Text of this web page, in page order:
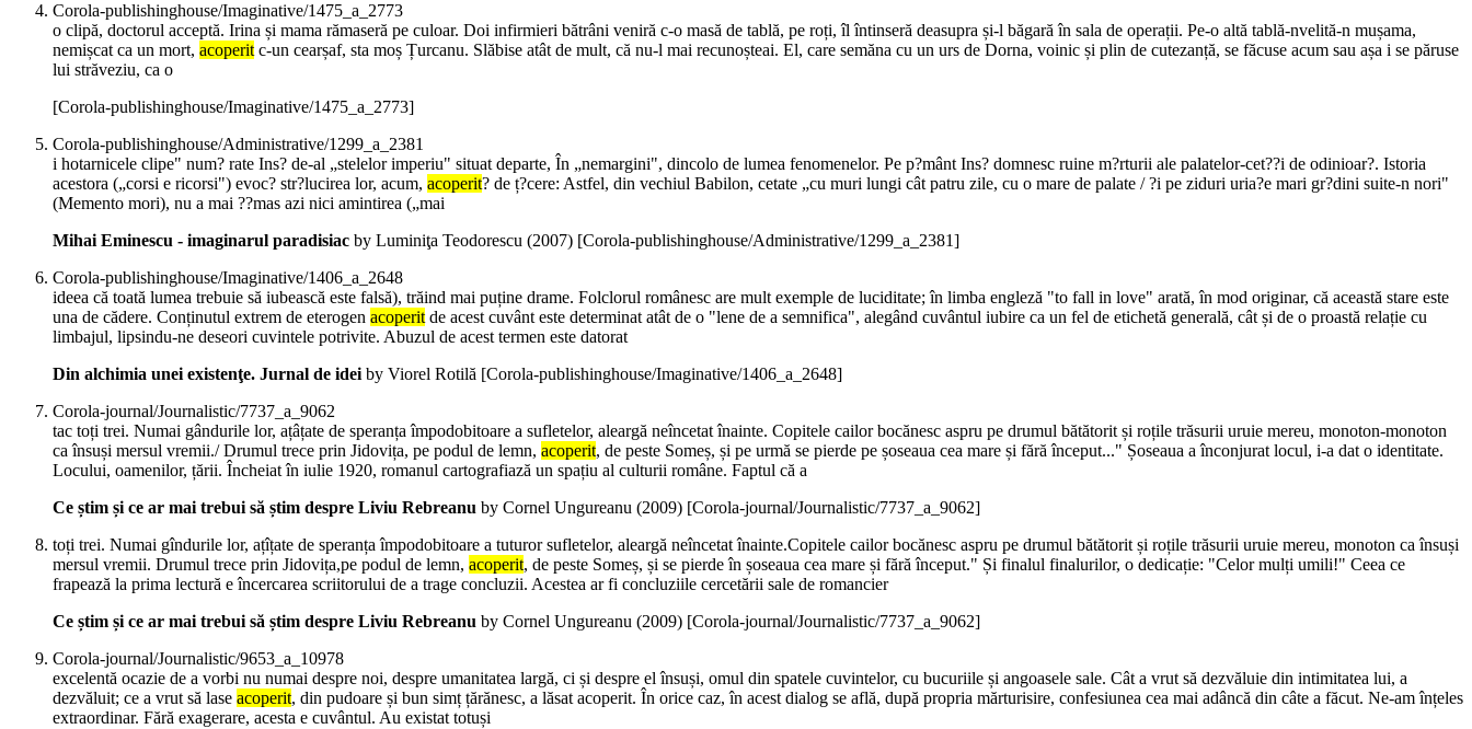
Corola-publishinghouse/Imaginative/1475_a_2773
o clipă, doctorul acceptă. Irina și mama rămaseră pe culoar. Doi infirmieri bătrâni veniră c-o masă de tablă, pe roți, îl întinseră deasupra și-l băgară în sala de operații. Pe-o altă tablă-nvelită-n mușama,
nemișcat ca un mort, acoperitc-un cearșaf, sta moș Țurcanu. Slăbise atât de mult, că nu-l mai recunoșteai. El, care semăna cu un urs de Dorna, voinic și plin de cutezanță, se făcuse acum sau așa i se păruse
lui străveziu, ca o
[Corola-publishinghouse/Imaginative/1475_a_2773]
Corola-publishinghouse/Administrative/1299_a_2381
i hotarnicele clipe" num? rate Ins? de-al „stelelor imperiu" situat departe, În „nemargini", dincolo de lumea fenomenelor. Pe p?mânt Ins? domnesc ruine m?rturii ale palatelor-cet??i de odinioar?. Istoria
acestora („corsi e ricorsi") evoc? str?lucirea lor, acum, acoperit? de ț?cere: Astfel, din vechiul Babilon, cetate „cu muri lungi cât patru zile, cu o mare de palate / ?i pe ziduri uria?e mari gr?dini suite-n nori"
(Memento mori), nu a mai ??mas azi nici amintirea („mai
Mihai Eminescu - imaginarul paradisiac by Luminiţa Teodorescu (2007) [Corola-publishinghouse/Administrative/1299_a_2381]
Corola-publishinghouse/Imaginative/1406_a_2648
ideea că toată lumea trebuie să iubească este falsă), trăind mai puține drame. Folclorul românesc are mult exemple de luciditate; în limba engleză "to fall in love" arată, în mod originar, că această stare este
una de cădere. Conținutul extrem de eterogen acoperitde acest cuvânt este determinat atât de o "lene de a semnifica", alegând cuvântul iubire ca un fel de etichetă generală, cât și de o proastă relație cu
limbajul, lipsindu-ne deseori cuvintele potrivite. Abuzul de acest termen este datorat
Din alchimia unei existenţe. Jurnal de ideiby Viorel Rotilă [Corola-publishinghouse/Imaginative/1406_a_2648]
Corola-journal/Journalistic/7737_a_9062
tac toți trei. Numai gândurile lor, ațâțate de speranța împodobitoare a sufletelor, aleargă neîncetat înainte. Copitele cailor bocănesc aspru pe drumul bătătorit și roțile trăsurii uruie mereu, monoton-monoton
ca însuși mersul vremii./ Drumul trece prin Jidovița, pe podul de lemn, acoperit, de peste Someș, și pe urmă se pierde pe șoseaua cea mare și fără început..." Șoseaua a înconjurat locul, i-a dat o identitate.
Locului, oamenilor, țării. Încheiat în iulie 1920, romanul cartografiază un spațiu al culturii române. Faptul că a
Ce știm și ce ar mai trebui să știm despre Liviu Rebreanu by Cornel Ungureanu (2009) [Corola-journal/Journalistic/7737_a_9062]
toți trei. Numai gîndurile lor, ațîțate de speranța împodobitoare a tuturor sufletelor, aleargă neîncetat înainte.Copitele cailor bocănesc aspru pe drumul bătătorit și roțile trăsurii uruie mereu, monoton ca însuși
mersul vremii. Drumul trece prin Jidovița,pe podul de lemn, acoperit, de peste Someș, și se pierde în șoseaua cea mare și fără început." Și finalul finalurilor, o dedicație: "Celor mulți umili!" Ceea ce
frapează la prima lectură e încercarea scriitorului de a trage concluzii. Acestea ar fi concluziile cercetării sale de romancier
Ce știm și ce ar mai trebui să știm despre Liviu Rebreanu by Cornel Ungureanu (2009) [Corola-journal/Journalistic/7737_a_9062]
Corola-journal/Journalistic/9653_a_10978
excelentă ocazie de a vorbi nu numai despre noi, despre umanitatea largă, ci și despre el însuși, omul din spatele cuvintelor, cu bucuriile și angoasele sale. Cât a vrut să dezvăluie din intimitatea lui, a
dezvăluit; ce a vrut să lase acoperit, din pudoare și bun simț țărănesc, a lăsat acoperit. În orice caz, în acest dialog se află, după propria mărturisire, confesiunea cea mai adâncă din câte a făcut. Ne-am înțeles
extraordinar. Fără exagerare, acesta e cuvântul. Au existat totuși